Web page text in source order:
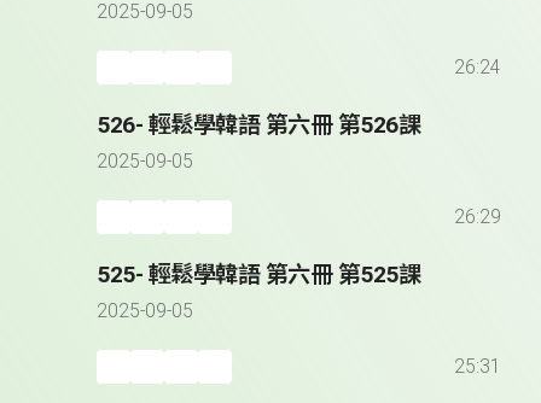
2025-09-05
26:24
526- 輕鬆學韓語 第六冊 第526課
2025-09-05
26:29
525- 輕鬆學韓語 第六冊 第525課
2025-09-05
25:31